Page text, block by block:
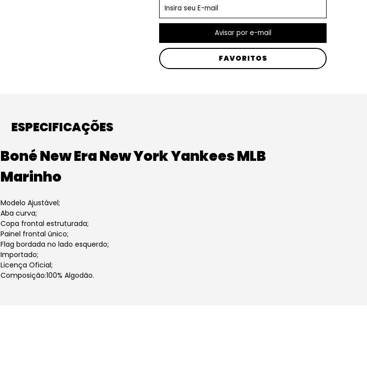
FAVORITOS
ESPECIFICAÇÕES
Boné New Era New York Yankees MLB
Marinho
Modelo Ajustável;
Aba curva;
Copa frontal estruturada;
Painel frontal único;
Flag bordada no lado esquerdo;
Importado;
Licença Oficial;
Composição:100% Algodão.